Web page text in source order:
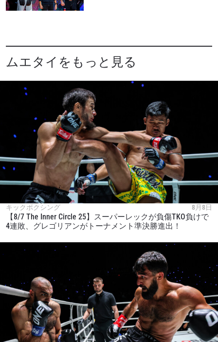
ムエタイをもっと見る
キックボクシング 8月8日
【8/7 The Inner Circle 25】スーパーレックが負傷TKO負けで
4連敗、グレゴリアンがトーナメント準決勝進出！